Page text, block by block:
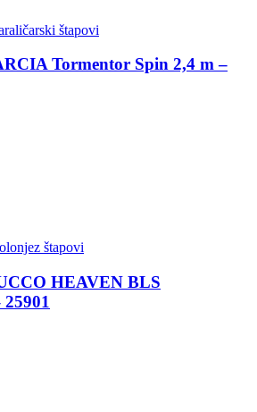
štapovi
Tormentor Spin 2,4 m –
štapovi
HEAVEN BLS